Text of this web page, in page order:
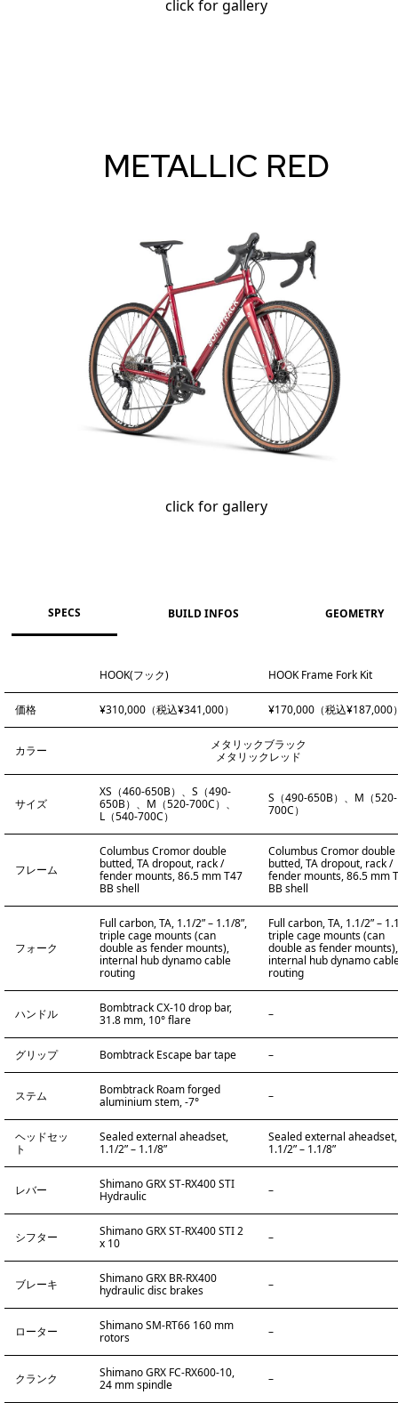
click for gallery
METALLIC RED
click for gallery
SPECS BUILD INFOS GEOMETRY
HOOK(フック) HOOK Frame Fork Kit
価格 ¥310,000（税込¥341,000） ¥170,000（税込¥187,000
カラー
メタリックブラック
メタリックレッド
サイズ
XS（460-650B）、S（490-
650B）、M（520-700C）、
L（540-700C）
S（490-650B）、M（520-
700C）
フレーム
Columbus Cromor double
butted, TA dropout, rack /
fender mounts, 86.5 mm T47
BB shell
Columbus Cromor double
butted, TA dropout, rack /
fender mounts, 86.5 mm
BB shell
フォーク
Full carbon, TA, 1.1/2” – 1.1/8”,
triple cage mounts (can
double as fender mounts),
internal hub dynamo cable
routing
Full carbon, TA, 1.1/2” –
triple cage mounts (can
double as fender mounts),
internal hub dynamo
routing
ハンドル
Bombtrack CX-10 drop bar,
31.8 mm, 10° flare
–
グリップ Bombtrack Escape bar tape –
ステム
Bombtrack Roam forged
aluminium stem, -7°
–
ヘッドセッ
ト
Sealed external aheadset,
1.1/2” – 1.1/8”
Sealed external aheadset,
1.1/2” – 1.1/8”
レバー
Shimano GRX ST-RX400 STI
Hydraulic
–
シフター
Shimano GRX ST-RX400 STI 2
x 10
–
ブレーキ
Shimano GRX BR-RX400
hydraulic disc brakes
–
ローター
Shimano SM-RT66 160 mm
rotors
–
クランク
Shimano GRX FC-RX600-10,
24 mm spindle
–